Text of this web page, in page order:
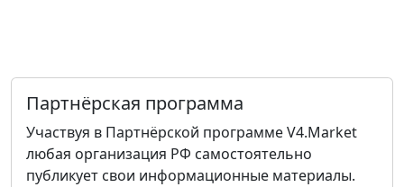
Партнёрская программа
Участвуя в Партнёрской программе V4.Market
любая организация РФ самостоятельно
публикует свои информационные материалы.